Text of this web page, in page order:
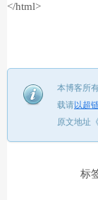
</html>
本博客所
载请以超
原文地址《
标